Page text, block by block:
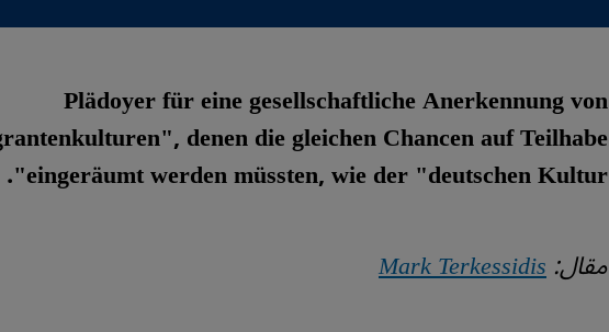
Plädoyer für eine gesellschaftliche Anerkennung von
denen die gleichen Chancen auf Teilhabe
eingeräumt werden müssten, wie der "deutschen Kultur".
مقال:Mark Terkessidis